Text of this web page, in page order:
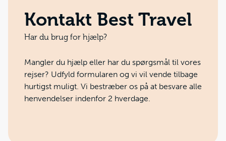
Kontakt Best Travel
Har du brug for hjælp?
Mangler du hjælp eller har du spørgsmål til vores
rejser? Udfyld formularen og vi vil vende tilbage
hurtigst muligt. Vi bestræber os på at besvare alle
henvendelser indenfor 2 hverdage.